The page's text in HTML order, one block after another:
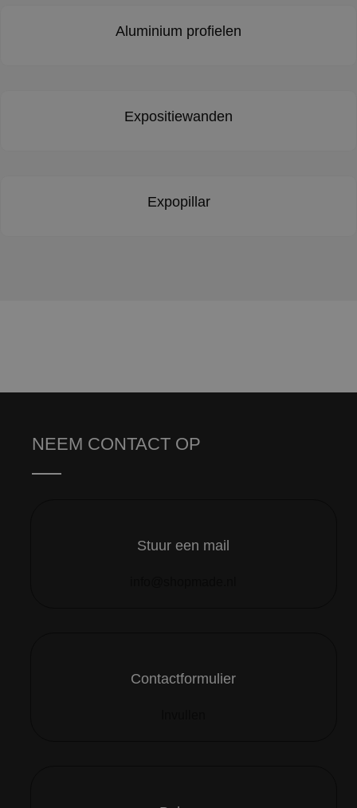
Aluminium profielen
Expositiewanden
Expopillar
NEEM CONTACT OP
Stuur een mail
Contactformulier